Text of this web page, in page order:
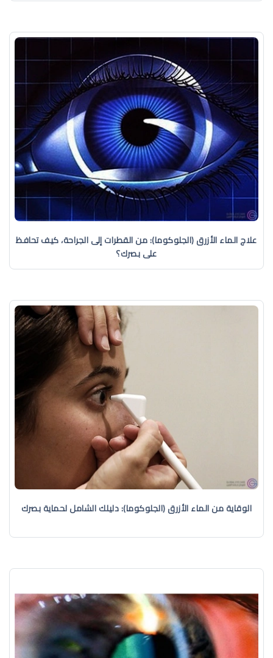
علاج الماء الأزرق (الجلوكوما): من القطرات إلى الجراحة، كيف تحافظ
على بصرك؟
الوقاية من الماء الأزرق (الجلوكوما): دليلك الشامل لحماية بصرك